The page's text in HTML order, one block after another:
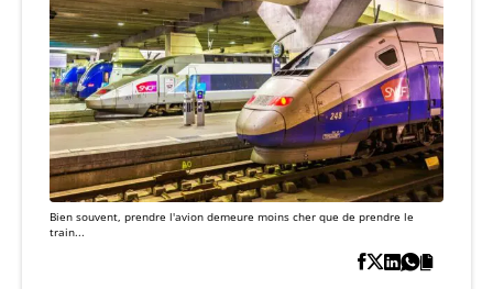
Bien souvent, prendre l'avion demeure moins cher que de prendre le
train...